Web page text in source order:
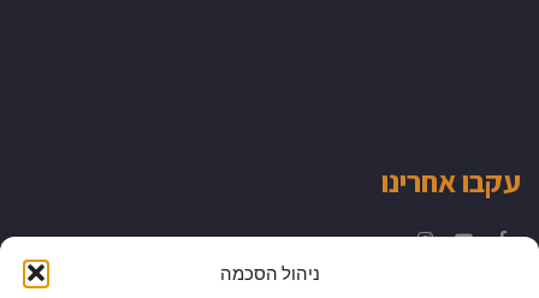
ניהול הסכמה
עקבו אחרינו